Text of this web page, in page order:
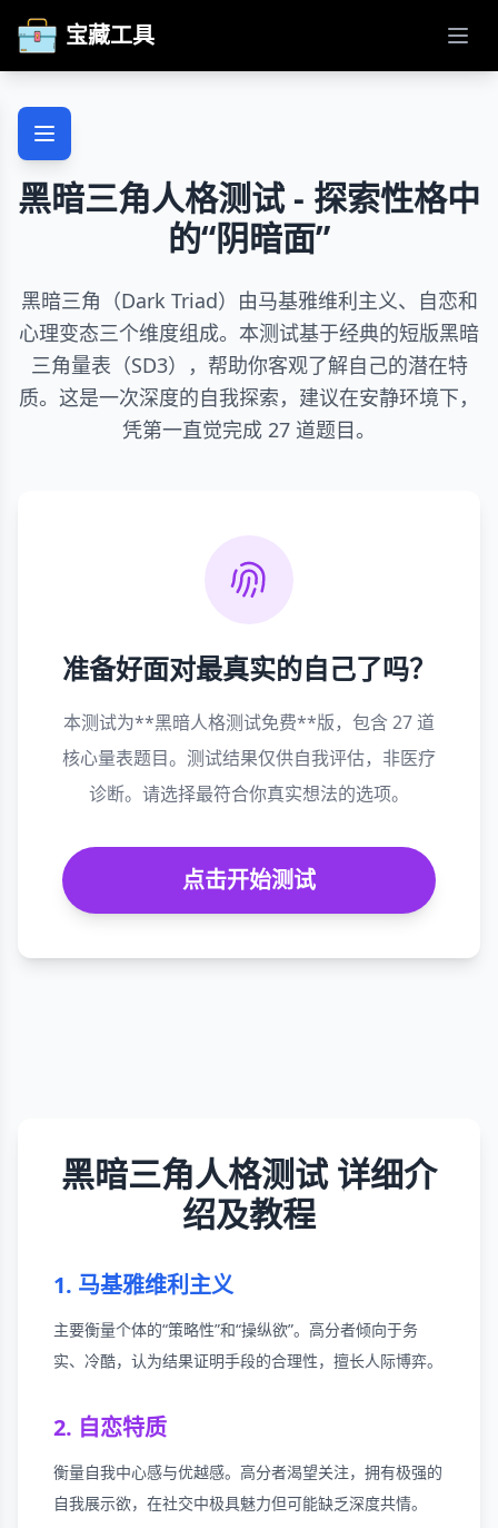
宝藏工具 打开
黑暗三角人格测试 - 探索性格中
的“阴暗面”
黑暗三角（Dark Triad）由马基雅维利主义、自恋和
心理变态三个维度组成。本测试基于经典的短版黑暗
三角量表（SD3），帮助你客观了解自己的潜在特
质。这是一次深度的自我探索，建议在安静环境下，
凭第一直觉完成 27 道题目。
准备好面对最真实的自己了吗？
本测试为**黑暗人格测试免费**版，包含 27 道
核心量表题目。测试结果仅供自我评估，非医疗
诊断。请选择最符合你真实想法的选项。
点击开始测试
黑暗三角人格测试 详细介
绍及教程
1. 马基雅维利主义
主要衡量个体的“策略性”和“操纵欲”。高分者倾向于务
实、冷酷，认为结果证明手段的合理性，擅长人际博弈。
2. 自恋特质
衡量自我中心感与优越感。高分者渴望关注，拥有极强的
自我展示欲，在社交中极具魅力但可能缺乏深度共情。